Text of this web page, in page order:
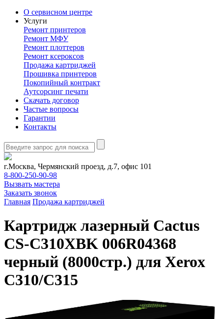
О сервисном центре
Услуги
Ремонт принтеров
Ремонт МФУ
Ремонт плоттеров
Ремонт ксероксов
Продажа картриджей
Прошивка принтеров
Покопийный контракт
Аутсорсинг печати
Скачать договор
Частые вопросы
Гарантии
Контакты
г.Москва, Чермянский проезд, д.7, офис 101
8-800-250-90-98
Вызвать мастера
Заказать звонок
Главная Продажа картриджей
Картридж лазерный Cactus
CS-C310XBK 006R04368
черный (8000стр.) для Xerox
C310/C315